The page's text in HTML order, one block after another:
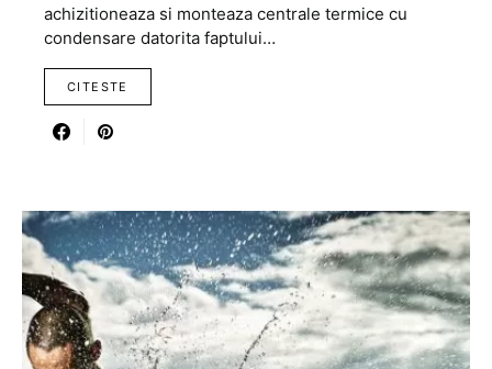
achizitioneaza si monteaza centrale termice cu
condensare datorita faptului…
CITESTE